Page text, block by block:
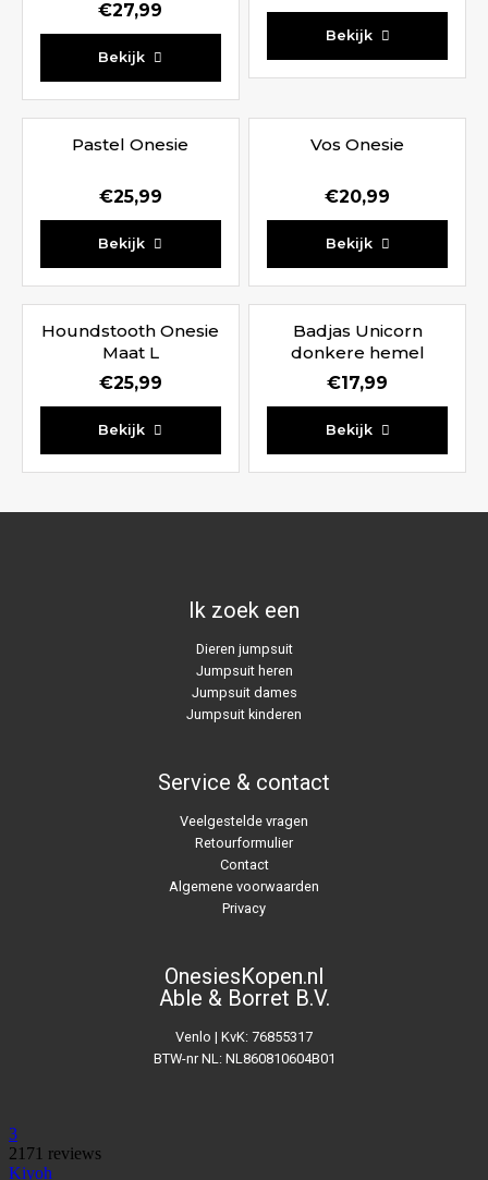
€27,99
Bekijk
Bekijk
Pastel Onesie
€25,99
Bekijk
Vos Onesie
€20,99
Bekijk
Houndstooth Onesie
Maat L
€25,99
Bekijk
Badjas Unicorn
donkere hemel
€17,99
Bekijk
Ik zoek een
Dieren jumpsuit
Jumpsuit heren
Jumpsuit dames
Jumpsuit kinderen
Service & contact
Veelgestelde vragen
Retourformulier
Contact
Algemene voorwaarden
Privacy
OnesiesKopen.nl
Able & Borret B.V.
Venlo | KvK: 76855317
BTW-nr NL: NL860810604B01